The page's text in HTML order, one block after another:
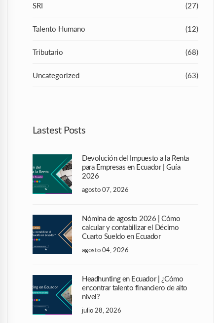
SRI (27)
Talento Humano (12)
Tributario (68)
Uncategorized (63)
Lastest Posts
Devolución del Impuesto a la Renta
para Empresas en Ecuador | Guía
2026
agosto 07, 2026
Nómina de agosto 2026 | Cómo
calcular y contabilizar el Décimo
Cuarto Sueldo en Ecuador
agosto 04, 2026
Headhunting en Ecuador | ¿Cómo
encontrar talento financiero de alto
nivel?
julio 28, 2026